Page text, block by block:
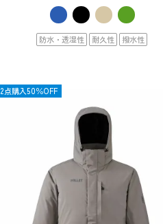
防水・透湿性 耐久性 撥水性
OUTLET
2点購入50％OFF